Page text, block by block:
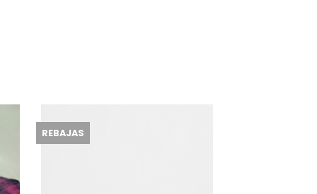
REBAJAS